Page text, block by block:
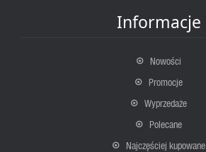
Informacje
Nowości
Promocje
Wyprzedaże
Polecane
Najczęściej kupowane